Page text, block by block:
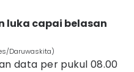
luka capai belasan
Daruwaskita)
data per pukul 08.00